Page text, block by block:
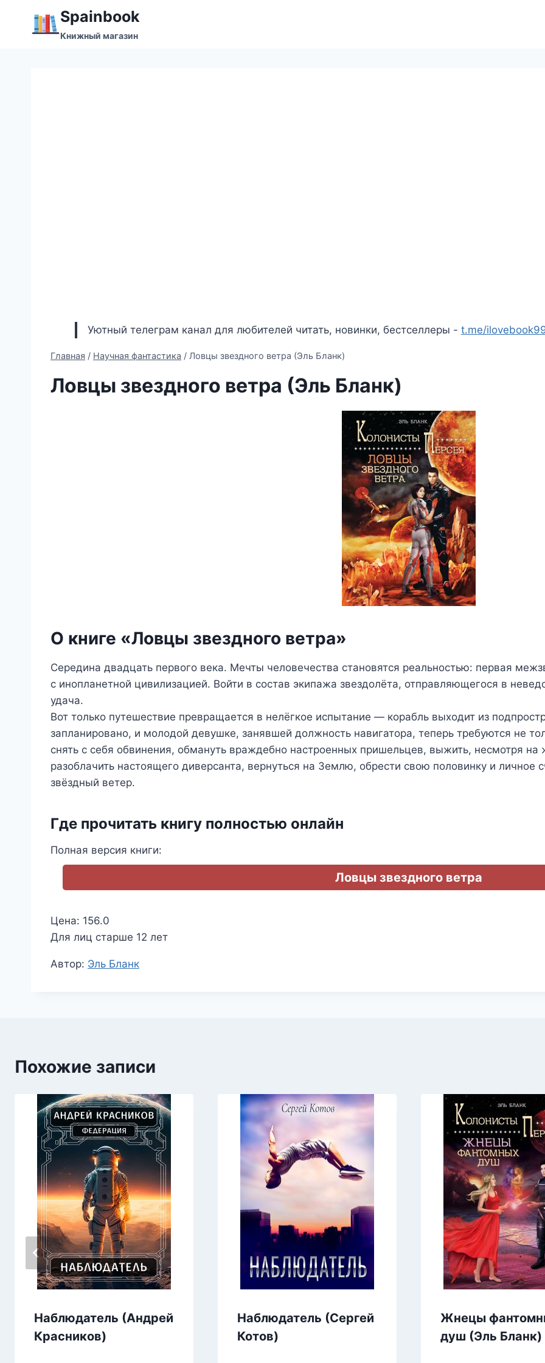
содержимому
Spainbook
Книжный магазин
Уютный телеграм канал для любителей читать, новинки, бестселлеры - t.me/
Главная / Научная фантастика / Ловцы звездного ветра (Эль Бланк)
Ловцы звездного ветра (Эль Бланк)
О книге «Ловцы звездного ветра»
Середина двадцать первого века. Мечты человечества становятся реальностью: первая
с инопланетной цивилизацией. Войти в состав экипажа звездолёта, отправляющегося в
удача.
Вот только путешествие превращается в нелёгкое испытание — корабль выходит из
запланировано, и молодой девушке, занявшей должность навигатора, теперь требуются не
снять с себя обвинения, обмануть враждебно настроенных пришельцев, выжить, несмотря
разоблачить настоящего диверсанта, вернуться на Землю, обрести свою половинку и личное
звёздный ветер.
Где прочитать книгу полностью онлайн
Полная версия книги:
Ловцы звездного ветра
Цена: 156.0
Для лиц старше 12 лет
Метки
Автор: Эль Бланк
Похожие записи
Наблюдатель (Андрей
Красников)
Наблюдатель (Сергей
Котов)
Жнецы
душ (Эль Бланк)